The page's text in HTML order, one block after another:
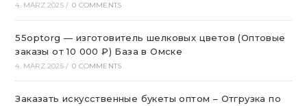
4. MÄRZ 2025 / 0 COMMENTS
55optorg — изготовитель шелковых цветов (Оптовые
заказы от 10 000 ₽) База в Омске
4. MÄRZ 2025 / 0 COMMENTS
Заказать искусственные букеты оптом – Отгрузка по